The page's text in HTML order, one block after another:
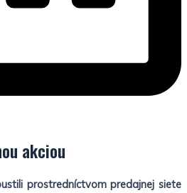
akciou
prostredníctvom predajnej siete